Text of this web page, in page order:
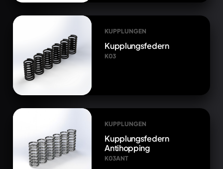
KUPPLUNGEN
Kupplungsfedern
K03
KUPPLUNGEN
Kupplungsfedern
Antihopping
K03ANT